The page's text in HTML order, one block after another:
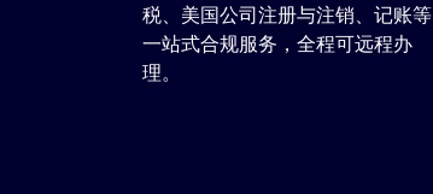
税、美国公司注册与注销、记账等
一站式合规服务，全程可远程办
理。